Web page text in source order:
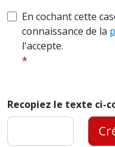
En cochant cette
connaissance de la
l'accepte.
Recopiez le texte ci-